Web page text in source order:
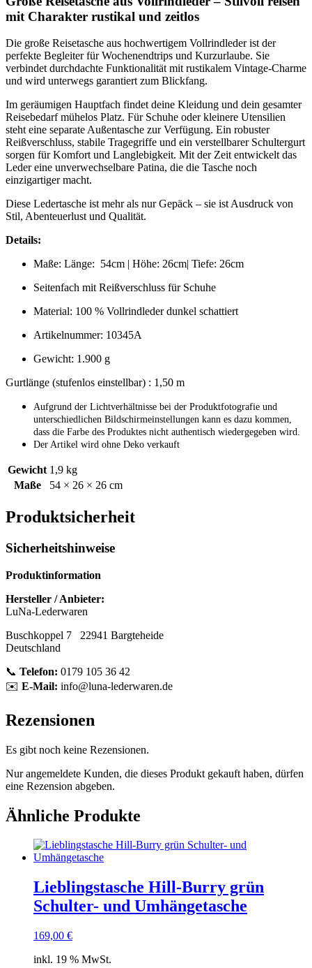
mit Charakter rustikal und zeitlos
Die große Reisetasche aus hochwertigem Vollrindleder ist der
perfekte Begleiter für Wochenendtrips und Kurzurlaube. Sie
verbindet durchdachte Funktionalität mit rustikalem Vintage-Charme
und wird unterwegs garantiert zum Blickfang.
Im geräumigen Hauptfach findet deine Kleidung und dein gesamter
Reisebedarf mühelos Platz. Für Schuhe oder kleinere Utensilien
steht eine separate Außentasche zur Verfügung. Ein robuster
Reißverschluss, stabile Tragegriffe und ein verstellbarer Schultergurt
sorgen für Komfort und Langlebigkeit. Mit der Zeit entwickelt das
Leder eine unverwechselbare Patina, die die Tasche noch
einzigartiger macht.
Diese Ledertasche ist mehr als nur Gepäck – sie ist Ausdruck von
Stil, Abenteuerlust und Qualität.
Details:
Maße: Länge: 54cm | Höhe: 26cm| Tiefe: 26cm
Seitenfach mit Reißverschluss für Schuhe
Material: 100 % Vollrindleder dunkel schattiert
Artikelnummer: 10345A
Gewicht: 1.900 g
Gurtlänge (stufenlos einstellbar) : 1,50 m
Aufgrund der Lichtverhältnisse bei der Produktfotografie und
unterschiedlichen Bildschirmeinstellungen kann es dazu kommen,
dass die Farbe des Produktes nicht authentisch wiedergegeben wird.
Der Artikel wird ohne Deko verkauft
Gewicht 1,9 kg
Maße
54 × 26 × 26 cm
Produktsicherheit
Sicherheitshinweise
Produktinformation
Hersteller / Anbieter:
LuNa-Lederwaren
Buschkoppel 7 22941 Bargteheide
Deutschland
📞 Telefon: 0179 105 36 42
✉️ E-Mail: info@luna-lederwaren.de
Rezensionen
Es gibt noch keine Rezensionen.
Nur angemeldete Kunden, die dieses Produkt gekauft haben, dürfen
eine Rezension abgeben.
Ähnliche Produkte
Lieblingstasche Hill-Burry grün
Schulter- und Umhängetasche
169,00 €
inkl. 19 % MwSt.